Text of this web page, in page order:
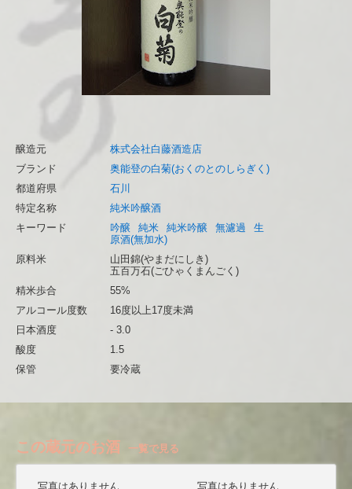
醸造元
株式会社白藤酒造店
ブランド
奥能登の白菊(おくのとのしらぎく)
都道府県
石川
特定名称
純米吟醸酒
キーワード
吟醸 純米 純米吟醸 無濾過
生
原酒(無加水)
原料米
山田錦(やまだにしき)
五百万石(ごひゃくまんごく)
精米歩合
55%
アルコール度数
16度以上17度未満
日本酒度
- 3.0
酸度
1.5
保管
要冷蔵
この蔵元のお酒 一覧で見る
写真はありません 写真はありません